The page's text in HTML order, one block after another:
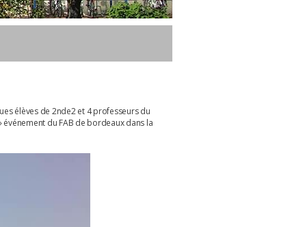
élèves de 2nde2 et 4 professeurs du
du FAB de bordeaux dans la